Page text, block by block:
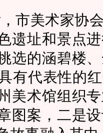
市美术家协
遗址和景点
选的涵碧楼
有代表性的
美术馆组织
图案，二是